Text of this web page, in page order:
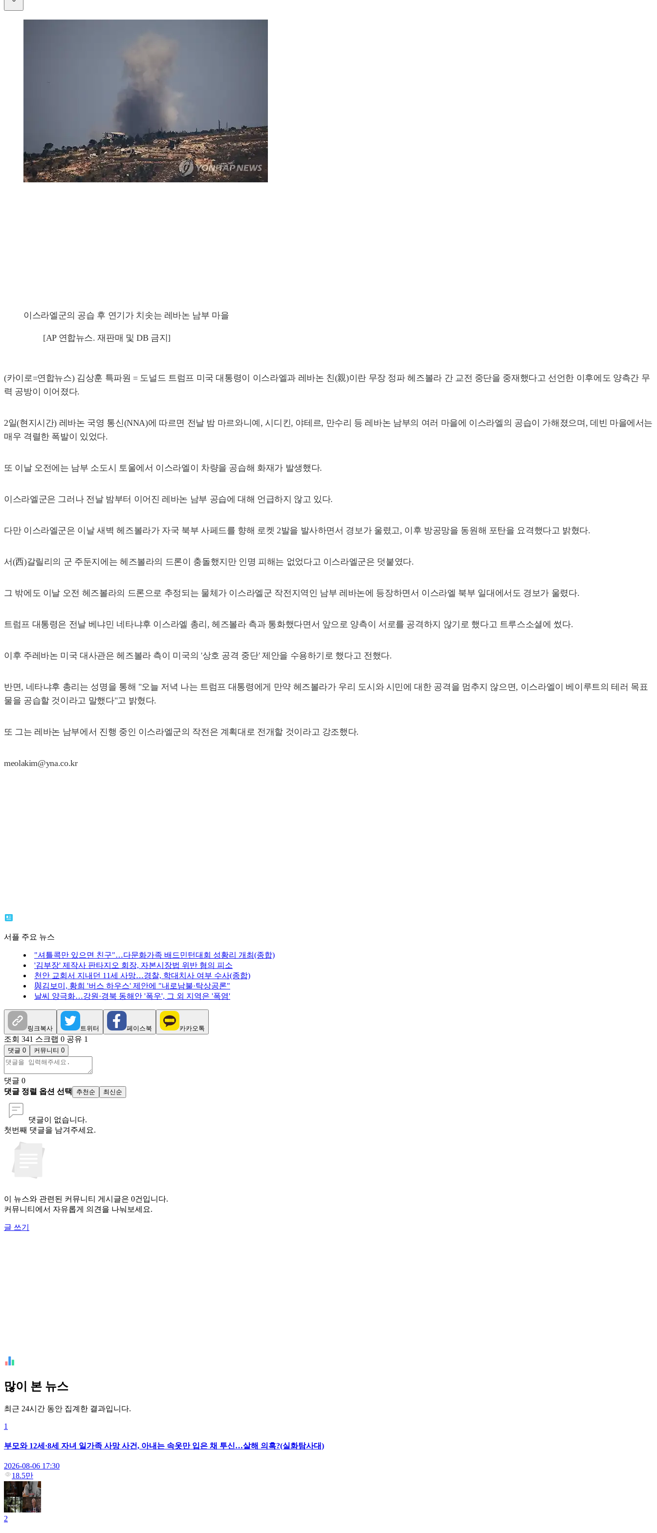
이스라엘군의 공습 후 연기가 치솟는 레바논 남부 마을
[AP 연합뉴스. 재판매 및 DB 금지]
(카이로=연합뉴스) 김상훈 특파원 = 도널드 트럼프 미국 대통령이 이스라엘과 레바논 친(親)이란 무장 정파 헤즈볼라 간 교전 중단을 중재했다고 선언한 이후에도 양측간 무
력 공방이 이어졌다.
2일(현지시간) 레바논 국영 통신(NNA)에 따르면 전날 밤 마르와니예, 시디킨, 야테르, 만수리 등 레바논 남부의 여러 마을에 이스라엘의 공습이 가해졌으며, 데빈 마을에서는
매우 격렬한 폭발이 있었다.
또 이날 오전에는 남부 소도시 토울에서 이스라엘이 차량을 공습해 화재가 발생했다.
이스라엘군은 그러나 전날 밤부터 이어진 레바논 남부 공습에 대해 언급하지 않고 있다.
다만 이스라엘군은 이날 새벽 헤즈볼라가 자국 북부 사페드를 향해 로켓 2발을 발사하면서 경보가 울렸고, 이후 방공망을 동원해 포탄을 요격했다고 밝혔다.
서(西)갈릴리의 군 주둔지에는 헤즈볼라의 드론이 충돌했지만 인명 피해는 없었다고 이스라엘군은 덧붙였다.
그 밖에도 이날 오전 헤즈볼라의 드론으로 추정되는 물체가 이스라엘군 작전지역인 남부 레바논에 등장하면서 이스라엘 북부 일대에서도 경보가 울렸다.
트럼프 대통령은 전날 베냐민 네타냐후 이스라엘 총리, 헤즈볼라 측과 통화했다면서 앞으로 양측이 서로를 공격하지 않기로 했다고 트루스소셜에 썼다.
이후 주레바논 미국 대사관은 헤즈볼라 측이 미국의 '상호 공격 중단' 제안을 수용하기로 했다고 전했다.
반면, 네타냐후 총리는 성명을 통해 "오늘 저녁 나는 트럼프 대통령에게 만약 헤즈볼라가 우리 도시와 시민에 대한 공격을 멈추지 않으면, 이스라엘이 베이루트의 테러 목표
물을 공습할 것이라고 말했다"고 밝혔다.
또 그는 레바논 남부에서 진행 중인 이스라엘군의 작전은 계획대로 전개할 것이라고 강조했다.
meolakim@yna.co.kr
서플 주요 뉴스
"셔틀콕만 있으면 친구"…다문화가족 배드민턴대회 성황리 개최(종합)
'김부장' 제작사 판타지오 회장, 자본시장법 위반 혐의 피소
천안 교회서 지내던 11세 사망…경찰, 학대치사 여부 수사(종합)
與김보미, 황희 '버스 하우스' 제안에 "내로남불·탁상공론"
날씨 양극화…강원·경북 동해안 '폭우', 그 외 지역은 '폭염'
링크복사 트위터 페이스북 카카오톡
조회 341 스크랩 0 공유 1
댓글 0 커뮤니티 0
댓글 0
댓글 정렬 옵션 선택
추천순 최신순
댓글이 없습니다.
첫번째 댓글을 남겨주세요.
이 뉴스와 관련된 커뮤니티 게시글은 0건입니다.
커뮤니티에서 자유롭게 의견을 나눠보세요.
글 쓰기
많이 본 뉴스
최근 24시간 동안 집계한 결과입니다.
1
부모와 12세·8세 자녀 일가족 사망 사건, 아내는 속옷만 입은 채 투신…살해 의혹?(실화탐사대)
2026-08-06 17:30
18.5만
2